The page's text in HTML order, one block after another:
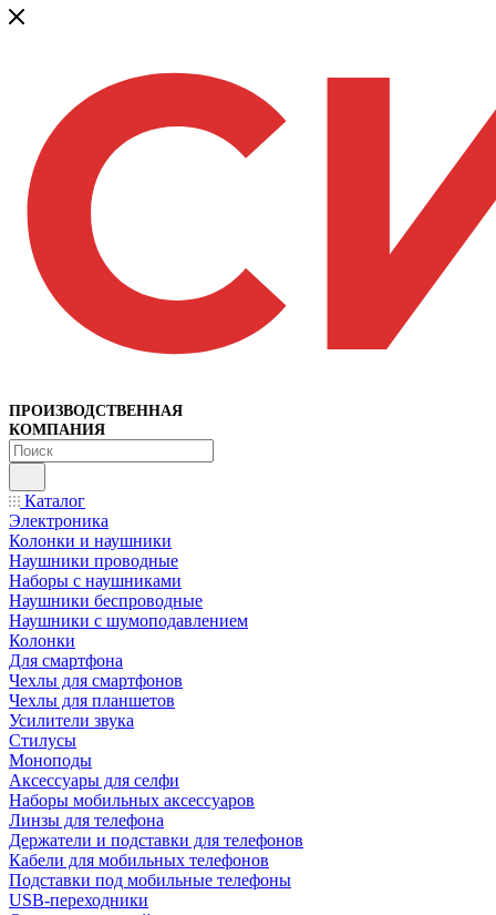
ПРОИЗВОДСТВЕННАЯ
КОМПАНИЯ
Каталог
Электроника
Колонки и наушники
Наушники проводные
Наборы с наушниками
Наушники беспроводные
Наушники с шумоподавлением
Колонки
Для смартфона
Чехлы для смартфонов
Чехлы для планшетов
Усилители звука
Стилусы
Моноподы
Аксессуары для селфи
Наборы мобильных аксессуаров
Линзы для телефона
Держатели и подставки для телефонов
Кабели для мобильных телефонов
Подставки под мобильные телефоны
USB-переходники